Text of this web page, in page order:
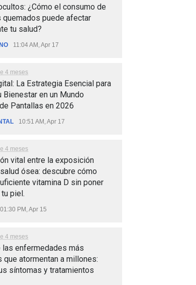
¿Cómo el consumo de
quemados puede afectar
tu salud?
11:04 AM, Apr 17
4 meses
La Estrategia Esencial para
Bienestar en un Mundo
Pantallas en 2026
10:51 AM, Apr 17
4 meses
vital entre la exposición
ósea: descubre cómo
vitamina D sin poner
piel.
01:30 PM, Apr 15
4 meses
las enfermedades más
que atormentan a millones:
síntomas y tratamientos